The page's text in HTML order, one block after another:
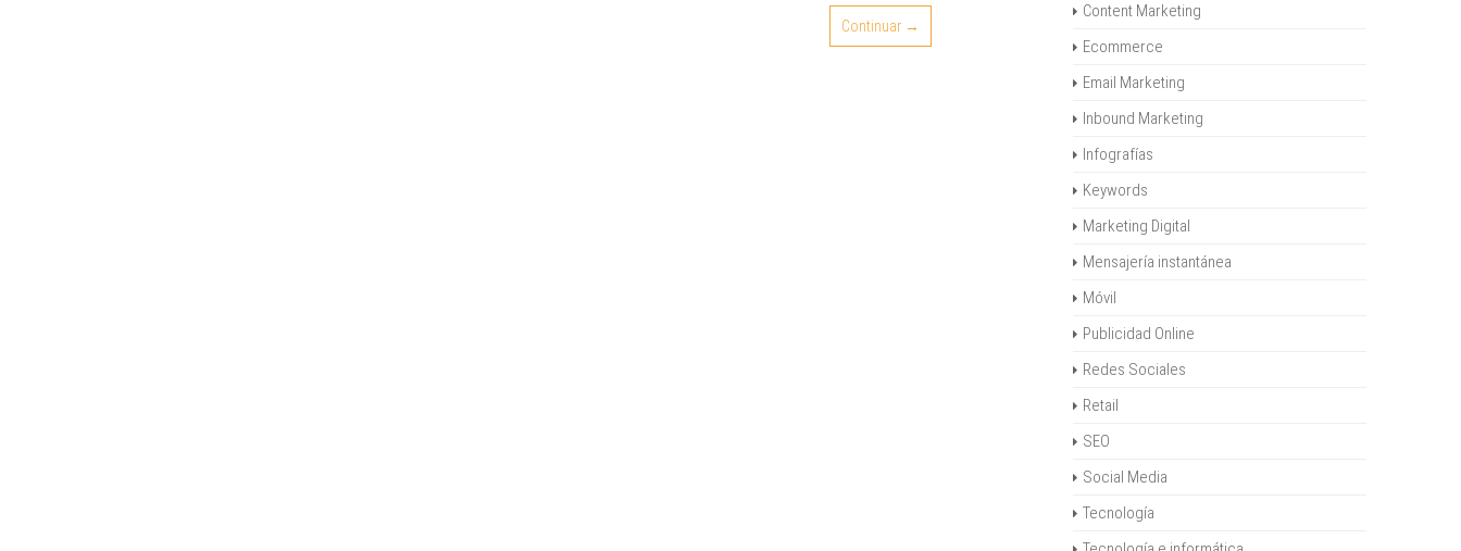
Continuar →
Content Marketing
Ecommerce
Email Marketing
Inbound Marketing
Infografías
Keywords
Marketing Digital
Mensajería instantánea
Móvil
Publicidad Online
Redes Sociales
Retail
SEO
Social Media
Tecnología